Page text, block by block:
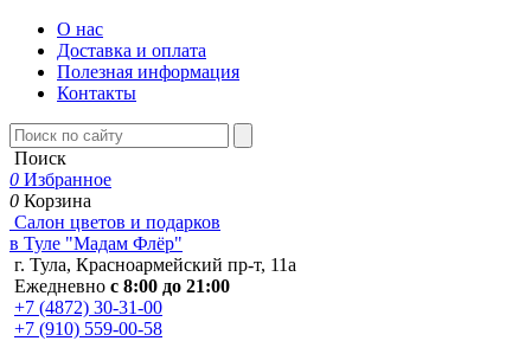
О нас
Доставка и оплата
Полезная информация
Контакты
Поиск
0 Избранное
0 Корзина
Салон цветов и подарков
в Туле "Мадам Флёр"
г. Тула, Красноармейский пр-т, 11а
Ежедневно с 8:00 до 21:00
+7 (4872) 30-31-00
+7 (910) 559-00-58